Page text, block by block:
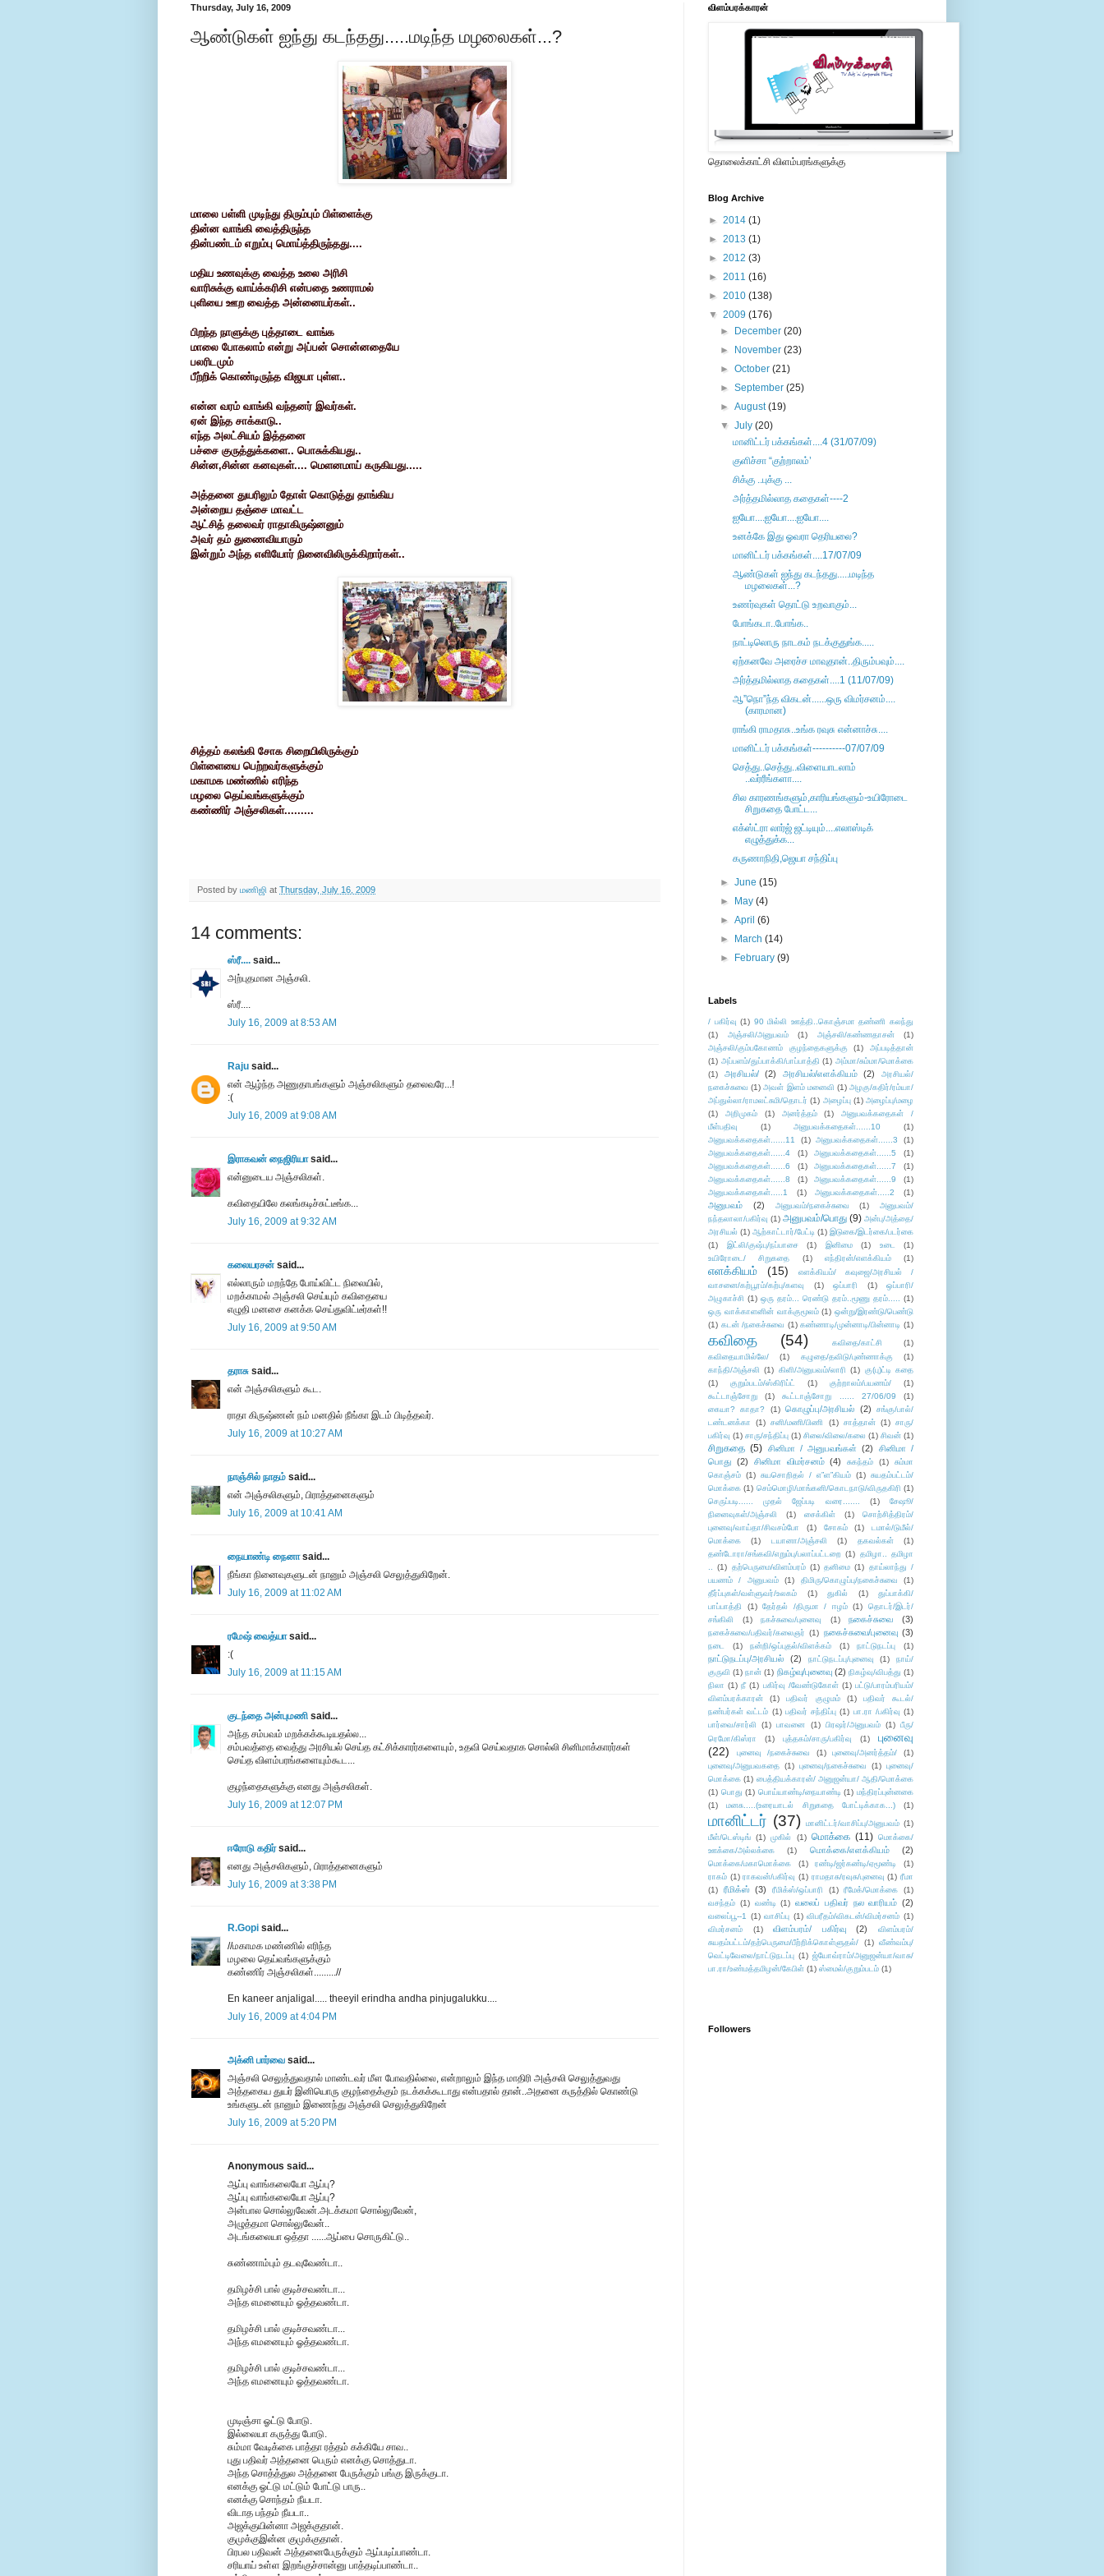
Thursday, July 16, 2009
ஆண்டுகள் ஐந்து கடந்தது.....மடிந்த மழலைகள்...?
மாலை பள்ளி முடிந்து திரும்பும் பிள்ளைக்கு
தின்ன வாங்கி வைத்திருந்த
தின்பண்டம் எறும்பு மொய்த்திருந்தது....
மதிய உணவுக்கு வைத்த உலை அரிசி
வாரிசுக்கு வாய்க்கரிசி என்பதை உணராமல்
புளியை ஊற வைத்த அன்னையர்கள்..
பிறந்த நாளுக்கு புத்தாடை வாங்க
மாலை போகலாம் என்று அப்பன் சொன்னதையே
பலரிடமும்
பீற்றிக் கொண்டிருந்த விஜயா புள்ள..
என்ன வரம் வாங்கி வந்தனர் இவர்கள்.
ஏன் இந்த சாக்காடு..
எந்த அலட்சியம் இத்தனை
பச்சை குருத்துக்களை.. பொசுக்கியது..
சின்ன,சின்ன கனவுகள்.... மெளனமாய் கருகியது.....
அத்தனை துயரிலும் தோள் கொடுத்து தாங்கிய
அன்றைய தஞ்சை மாவட்ட
ஆட்சித் தலைவர் ராதாகிருஷ்னனும்
அவர் தம் துணைவியாரும்
இன்றும் அந்த எளியோர் நினைவிலிருக்கிறார்கள்..
சித்தம் கலங்கி சோக சிறையிலிருக்கும்
பிள்ளையை பெற்றவர்களுக்கும்
மகாமக மண்ணில் எரிந்த
மழலை தெய்வங்களுக்கும்
கண்ணிர் அஞ்சலிகள்.........
Posted by மணிஜி at Thursday, July 16, 2009
14 comments:
ஸ்ரீ.... said...
அற்புதமான அஞ்சலி.
ஸ்ரீ....
July 16, 2009 at 8:53 AM
Raju said...
என் ஆழ்ந்த அணுதாபங்களும் அஞ்சலிகளும் தலைவரே...!
:(
July 16, 2009 at 9:08 AM
இராகவன் நைஜிரியாsaid...
என்னுடைய அஞ்சலிகள்.
கவிதையிலே கலங்கடிச்சுட்டீங்க...
July 16, 2009 at 9:32 AM
கலையரசன் said...
எல்லாரும் மறந்தே போய்விட்ட நிலையில்,
மறக்காமல் அஞ்சலி செய்யும் கவிதையை
எழுதி மனசை கனக்க செய்துவிட்டீர்கள்!!
July 16, 2009 at 9:50 AM
தராசு said...
என் அஞ்சலிகளும் கூட.
ராதா கிருஷ்ணன் நம் மனதில் நீங்கா இடம் பிடித்தவர்.
July 16, 2009 at 10:27 AM
நாஞ்சில் நாதம் said...
என் அஞ்சலிகளும், பிராத்தனைகளும்
July 16, 2009 at 10:41 AM
நையாண்டி நைனாsaid...
நீங்கா நினைவுகளுடன் நானும் அஞ்சலி செலுத்துகிறேன்.
July 16, 2009 at 11:02 AM
ரமேஷ் வைத்யாsaid...
:(
July 16, 2009 at 11:15 AM
குடந்தை அன்புமணி said...
அந்த சம்பவம் மறக்கக்கூடியதல்ல...
சம்பவத்தை வைத்து அரசியல் செய்த கட்சிக்காரர்களையும், உதவி செய்வதாக சொல்லி சினிமாக்காரர்கள்
செய்த விளம்பரங்களையும்கூட...
குழந்தைகளுக்கு எனது அஞ்சலிகள்.
July 16, 2009 at 12:07 PM
ஈரோடு கதிர்said...
எனது அஞ்சலிகளும், பிராத்தனைகளும்
July 16, 2009 at 3:38 PM
R.Gopi said...
//மகாமக மண்ணில் எரிந்த
மழலை தெய்வங்களுக்கும்
கண்ணிர் அஞ்சலிகள்.........//
En kaneer anjaligal..... theeyil erindha andha pinjugalukku....
July 16, 2009 at 4:04 PM
அக்னி பார்வை said...
அஞ்சலி செலுத்துவதால் மாண்டவர் மீள போவதில்லை, என்றாலும் இந்த மாதிரி அஞ்சலி செலுத்துவது
அத்தகைய துயர் இனியொரு குழந்தைக்கும் நடக்கக்கூடாது என்பதால் தான்..அதனை கருத்தில் கொண்டு
உங்களுடன் நானும் இணைந்து அஞ்சலி செலுத்துகிறேன்
July 16, 2009 at 5:20 PM
Anonymous said...
ஆப்பு வாங்கலையோ ஆப்பு?
ஆப்பு வாங்கலையோ ஆப்பு?
அன்பால சொல்லுவேன்.அடக்கமா சொல்லுவேன்,
அழுத்தமா சொல்லுவேன்..
அடங்கலையா ஒத்தா ......ஆப்பை சொருகிட்டு..
சுண்ணாம்பும் தடவுவேண்டா..
தமிழச்சி பால் குடிச்சவண்டா...
அந்த எமனையும் ஓத்தவண்டா.
தமிழச்சி பால் குடிச்சவண்டா...
அந்த எமனையும் ஓத்தவண்டா.
தமிழச்சி பால் குடிச்சவண்டா...
அந்த எமனையும் ஓத்தவண்டா.
முடிஞ்சா ஓட்டு போடு.
இல்லையா கருத்து போடு.
சும்மா வேடிக்கை பாத்தா ரத்தம் கக்கியே சாவ..
புது பதிவர் அத்தனை பெரும் எனக்கு சொத்துடா.
அந்த சொத்த்துல அத்தனை பேருக்கும் பங்கு இருக்குடா.
எனக்கு ஓட்டு மட்டும் போட்டு பாரு..
எனக்கு சொந்தம் நீயடா.
விடாத பந்தம் நீயடா..
அஜக்குயின்னா அஜக்குதான்.
குமுக்குஇன்ன குமுக்குதான்.
பிரபல பதிவன் அத்தனைபேருக்கும் ஆப்படிப்பாண்டா.
சரியாய் உள்ள இறங்குச்சான்னு பாத்தடிப்பாண்டா..
விளம்பரக்காரன்
தொலைக்காட்சி விளம்பரங்களுக்கு
Blog Archive
► 2014 (1)
► 2013 (1)
► 2012 (3)
► 2011 (16)
► 2010 (138)
▼ 2009 (176)
►
December(20)
►
November(23)
►October(21)
►September(25)
►August(19)
▼July(20)
மானிட்டர் பக்கங்கள்....4 (31/07/09)
குளிச்சா “குற்றாலம்’
சிக்கு ..புக்கு ...
அர்த்தமில்லாத கதைகள்----2
ஐயோ....ஐயோ....ஐயோ....
உனக்கே இது ஓவரா தெரியலை?
மானிட்டர் பக்கங்கள்....17/07/09
ஆண்டுகள் ஐந்து கடந்தது.....மடிந்த
மழலைகள்...?
உணர்வுகள் தொட்டு உறவாகும்...
போங்கடா..போங்க..
நாட்டிலொரு நாடகம் நடக்குதுங்க.....
ஏற்கனவே அரைச்ச மாவுதான்..திரும்பவும்....
அர்த்தமில்லாத கதைகள்....1 (11/07/09)
ஆ”நொ”ந்த விகடன்......ஒரு விமர்சனம்....
(காரமான)
ராங்கி ராமதாசு..உங்க ரவுசு என்னாச்சு....
மானிட்டர் பக்கங்கள்----------07/07/09
செத்து..செத்து..விளையாடலாம்
..வர்ரீங்களா....
சில காரணங்களும்,காரியங்களும்-உயிரோடை
சிறுகதை போட்ட...
எக்ஸ்ட்ரா லார்ஜ் ஜட்டியும்....எலாஸ்டிக்
எழுத்துக்க...
கருணாநிதி,ஜெயா சந்திப்பு
►June(15)
►
May(4)
►April(6)
►
March(14)
►
February(9)
Labels
/ பகிர்வு (1) 90 மில்லி ஊத்தி..கொஞ்சமா தண்ணி கலந்து
(1)
அஞ்சலி/அனுபவம் (1) அஞ்சலி/கண்ணதாசன்
(1)
அஞ்சலி/கும்பகோணம் குழந்தைகளுக்கு
(1)
அப்படித்தான்
(1) அப்பளம்/துப்பாக்கி/பாப்பாத்தி (1) அம்மா/சும்மா/மொக்கை
(1)
அரசியல்/ (2) அரசியல்/எளக்கியம் (2)
அரசியல்/
நகைச்சுவை (1) அவள் இளம் மனைவி (1) அழகு/கதிர்/ரம்யா/
அப்துல்லா/ராமலட்சுமி/தொடர் (1) அழைப்பு (1) அழைப்பு/மழை
(1)
அறிமுகம் (1) அனர்த்தம் (1)
அனுபவக்கதைகள் /
மீள்பதிவு
(1) அனுபவக்கதைகள்......10
(1)
அனுபவக்கதைகள்......11
(1) அனுபவக்கதைகள்......3
(1)
அனுபவக்கதைகள்......4
(1) அனுபவக்கதைகள்......5
(1)
அனுபவக்கதைகள்......6
(1) அனுபவக்கதைகள்......7
(1)
அனுபவக்கதைகள்......8
(1) அனுபவக்கதைகள்......9
(1)
அனுபவக்கதைகள்.....1
(1) அனுபவக்கதைகள்.....2 (1)
அனுபவம் (2) அனுபவம்/நகைச்சுவை (1)
அனுபவம்/
நந்தலாலா/பகிர்வு (1) அனுபவம்/பொது (9) அன்பு/அத்தை/
அரசியல் (1) ஆற்காட்டார்/பேட்டி (1) இடுகை/இடர்கை/படர்கை
(1)
இட்லி/குஷ்பு/நப்பாசை (1) இனிமை (1) உடை
(1)
உயிரோடை/ சிறுகதை
(1) எந்திரன்/எளக்கியம் (1)
எளக்கியம் (15)
எளக்கியம்/ கவுஜை/அரசியல் /
வாசனை/கற்பூரம்/கற்பு/களவு
(1) ஒப்பாரி (1)
ஒப்பாரி/
அழுகாச்சி (1) ஒரு தரம்... ரெண்டு தரம்..மூணு தரம்..... (1)
ஒரு வாக்காளனின் வாக்குமூலம் (1) ஒன்று/இரண்டு/பெண்டு
(1) கடன் /நகைச்சுவை (1) கண்ணாடி/முன்னாடி/பின்னாடி (1)
கவிதை (54) கவிதை/காட்சி
(1)
கவிதையாமில்லே/
(1) கழுதை/தவிடு/புண்ணாக்கு
(1)
காந்தி/அஞ்சலி (1) கிளி/அனுபவம்/லாரி (1) கு(பு)ட்டி கதை
(1)
குறும்படம்/ஸ்கிரிப்ட் (1) குற்றாலம்/பயணம்/
(1)
கூட்டாஞ்சோறு
(1) கூட்டாஞ்சோறு ...... 27/06/09
(1)
கையா? காதா?
(1) கொழுப்பு/அரசியல் (2)
சங்கு/பால்/
டண்டனக்கா
(1) சனி/மணி/பிணி (1) சாத்தான் (1) சாரு/
பகிர்வு (1) சாரு/சந்திப்பு (1) சிலை/விலை/கலை (1) சிவன் (1)
சிறுகதை (5) சினிமா / அனுபவங்கள் (2)
சினிமா /
பொது (2) சினிமா விமர்சனம் (4) சுகந்தம் (1)
சும்மா
கொஞ்சம் (1) சுயசொறிதல் / எ”ள”கியம் (1) சுயதம்பட்டம்/
மொக்கை (1) செம்மொழி/மாங்கனி/கொடநாடு/விருதகிரி (1)
செருப்படி...... முதல் ஜேப்படி வரை.......
(1)
சேஷூ/
நினைவுகள்/அஞ்சலி
(1) சைக்கிள் (1)
சொற்சித்திரம்/
புனைவு/வாய்தா/சிவசம்போ
(1) சோகம் (1)
டமால்/டுமீல்/
மொக்கை
(1) டயானா/அஞ்சலி (1) தகவல்கள்
(1)
தண்டோரா/சங்கவி/எறும்பு/பலாப்பட்டறை (1) தமிழா.. தமிழா
.. (1) தற்பெருமை/விளம்பரம் (1) தனிமை (1) தாய்லாந்து /
பயணம் / அனுபவம்
(1) திமிரு/கொழுப்பு/நகைச்சுவை
(1)
தீர்ப்புகள்/வள்ளுவர்/உலகம்
(1) துகில் (1)
துப்பாக்கி/
பாப்பாத்தி
(1) தேர்தல் /திருமா / ஈழம் (1)
தொடர்/இடர்/
சங்கிலி
(1) நகச்சுவை/புனைவு (1) நகைச்சுவை (3)
நகைச்சுவை/பதிவர்/கலைஞர் (1) நகைச்சுவை/புனைவு (3)
நடை (1) நன்றி/ஒப்புதல்/விளக்கம் (1) நாட்டுநடப்பு (1)
நாட்டுநடப்பு/அரசியல் (2) நாட்டுநடப்பு/புனைவு (1)
நாய்/
குருவி (1) நான் (1) நிகழ்வு/புனைவு (2) நிகழ்வு/விபத்து (1)
நிலா (1) நீ (1) பகிர்வு /வேண்டுகோள் (1) பட்டு/பாரம்பரியம்/
விளம்பரக்காரன்
(1) பதிவர் குழுமம் (1)
பதிவர் கூடல்/
நண்பர்கள் வட்டம் (1) பதிவர் சந்திப்பு (1) பா.ரா /பகிர்வு (1)
பார்வை/சார்லி
(1) பாவனை (1) பிரஷர்/அனுபவம் (1) பீரு/
ரெமோ/கிஸ்ரா
(1) புத்தகம்/சாரு/பகிர்வு (1)
புனைவு
(22)
புனைவு /நகைச்சுவை (1) புனைவு/அனர்த்தம்/
(1)
புனைவு/அனுபவகதை (1) புனைவு/நகைச்சுவை (1) புனைவு/
மொக்கை (1) பைத்தியக்காரன்/ அனுஜன்யா/ ஆதி/மொக்கை
(1) பொது (1) பொய்யாண்டி/நையாண்டி (1) மந்திரப்புன்னகை
(1)
மனசு.....(உரையாடல் சிறுகதை போட்டிக்காக...) (1)
மானிட்டர் (37) மானிட்டர்/வாசிப்பு/அனுபவம் (1)
மீள்/டெஸ்டிங் (1) முகில் (1) மொக்கை (11) மொக்கை/
ஊக்கை/அல்லக்கை
(1) மொக்கை/எளக்கியம் (2)
மொக்கை/மகாமொக்கை (1) ரண்டி/ஜர்கண்டி/ஏமூண்டி
(1)
ராகம் (1) ராகவன்/பகிர்வு (1) ராமதாசு/ரவுசு/புனைவு (1) ரீமா
(1)
ரீமிக்ஸ் (3) ரீமிக்ஸ்/ஒப்பாரி (1) ரீமேக்/மொக்கை
(1)
வசந்தம் (1) வண்டி (1) வலைப் பதிவர் நல வாரியம் (2)
வலைப்பூ--1 (1) வாசிப்பு (1) விபரீதம்/விகடன்/விமர்சனம் (1)
விமர்சனம்
(1) விளம்பரம்/ பகிர்வு (2)
விளம்பரம்/
சுயதம்பட்டம்/தற்பெருமை/பீற்றிக்கொள்ளுதல்/
(1) வீண்வம்பு/
வெட்டிவேலை/நாட்டுநடப்பு (1) ஜ்யோவ்ராம்/அனுஜன்யா/வாசு/
பா.ரா/உண்மத்தமிழன்/கேபிள் (1) ஸ்மைல்/குறும்படம் (1)
Followers